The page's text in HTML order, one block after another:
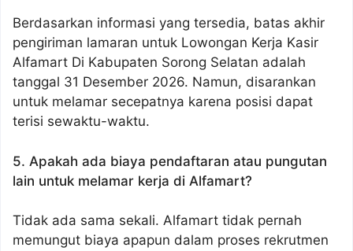
Berdasarkan informasi yang tersedia, batas akhir
pengiriman lamaran untuk Lowongan Kerja Kasir
Alfamart Di Kabupaten Sorong Selatan adalah
tanggal 31 Desember 2026. Namun, disarankan
untuk melamar secepatnya karena posisi dapat
terisi sewaktu-waktu.
5. Apakah ada biaya pendaftaran atau pungutan
lain untuk melamar kerja di Alfamart?
Tidak ada sama sekali. Alfamart tidak pernah
memungut biaya apapun dalam proses rekrutmen